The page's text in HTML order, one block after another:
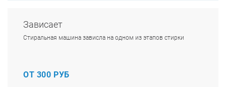
Зависает
Стиральная машина зависла на одном из этапов стирки
ОТ 300 РУБ